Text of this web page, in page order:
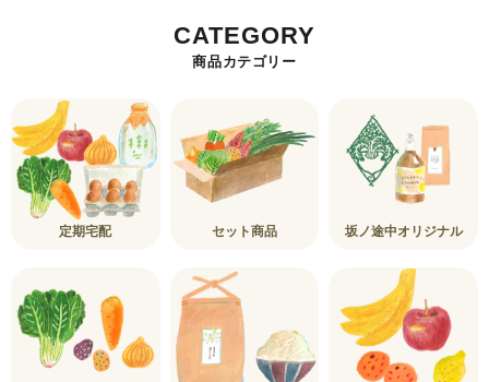
CATEGORY
商品カテゴリー
定期宅配 セット商品 坂ノ途中オリジナル